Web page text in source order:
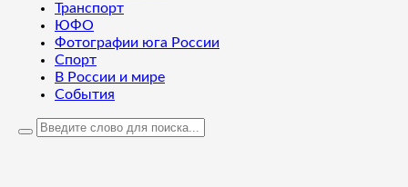
Транспорт
ЮФО
Фотографии юга России
Спорт
В России и мире
События